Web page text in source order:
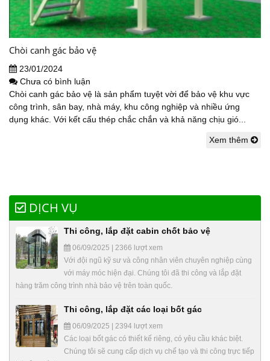
Chòi canh gác bảo vệ
23/01/2024
Chưa có bình luận
Chòi canh gác bảo vệ là sản phẩm tuyệt vời để bảo vệ khu vực
công trình, sân bay, nhà máy, khu công nghiệp và nhiều ứng
dụng khác. Với kết cấu thép chắc chắn và khả năng chịu gió...
Xem thêm
DỊCH VỤ
Thi công, lắp đặt cabin chốt bảo vệ
06/09/2025 | 2366 lượt xem
Với đội ngũ kỹ sư và công nhân viên chuyên nghiệp cùng
với máy móc hiện đại. Chúng tôi đã thi công và lắp đặt
hàng trăm công trình nhà bảo vệ trên toàn quốc.
Thi công, lắp đặt các loại bốt gác
06/09/2025 | 2394 lượt xem
Các loại bốt gác có thiết kế riêng, có yêu cầu khác biệt.
Chúng tôi sẽ cung cấp dịch vụ chế tạo và thi công trực tiếp